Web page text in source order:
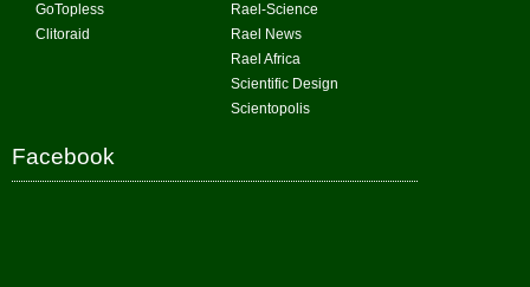
GoTopless
Clitoraid
Rael-Science
Rael News
Rael Africa
Scientific Design
Scientopolis
Facebook